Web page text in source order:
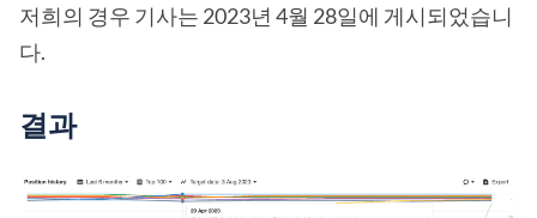
저희의 경우 기사는 2023년 4월 28일에 게시되었습니
다.
결과